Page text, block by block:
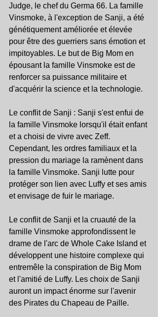
Judge, le chef du Germa 66. La famille
Vinsmoke, à l'exception de Sanji, a été
génétiquement améliorée et élevée
pour être des guerriers sans émotion et
impitoyables. Le but de Big Mom en
épousant la famille Vinsmoke est de
renforcer sa puissance militaire et
d'acquérir la science et la technologie.
Le conflit de Sanji : Sanji s'est enfui de
la famille Vinsmoke lorsqu'il était enfant
et a choisi de vivre avec Zeff.
Cependant, les ordres familiaux et la
pression du mariage la ramènent dans
la famille Vinsmoke. Sanji lutte pour
protéger son lien avec Luffy et ses amis
et envisage de fuir le mariage.
Le conflit de Sanji et la cruauté de la
famille Vinsmoke approfondissent le
drame de l'arc de Whole Cake Island et
développent une histoire complexe qui
entremêle la conspiration de Big Mom
et l'amitié de Luffy. Les choix de Sanji
auront un impact énorme sur l'avenir
des Pirates du Chapeau de Paille.